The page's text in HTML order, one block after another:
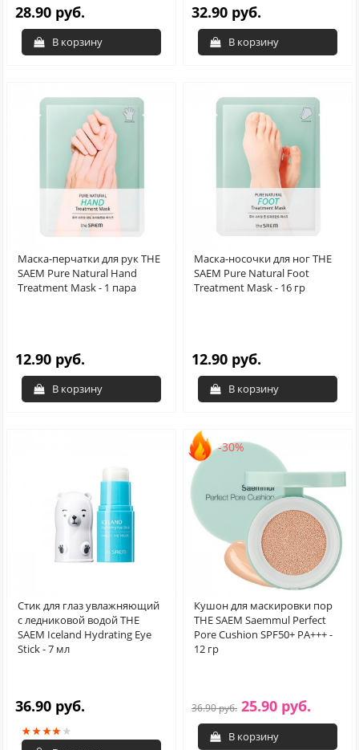
28.90 руб.
В корзину
32.90 руб.
В корзину
Маска-перчатки для рук THE
SAEM Pure Natural Hand
Treatment Mask - 1 пара
12.90 руб.
В корзину
Маска-носочки для ног THE
SAEM Pure Natural Foot
Treatment Mask - 16 гр
12.90 руб.
В корзину
Стик для глаз увлажняющий
с ледниковой водой THE
SAEM Iceland Hydrating Eye
Stick - 7 мл
36.90 руб.
-30%
Кушон для маскировки пор
THE SAEM Saemmul Perfect
Pore Cushion SPF50+ PA+++ -
12 гр
36.90 руб. 25.90 руб.
В корзину